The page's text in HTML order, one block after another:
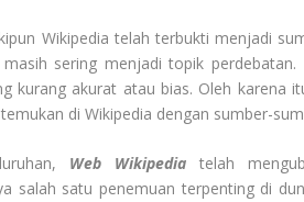
Wikipedia telah terbukti menjadi
sering menjadi topik
kurang akurat atau bias. Oleh karena
di Wikipedia dengan sumber-
Web Wikipedia telah
salah satu penemuan terpenting di